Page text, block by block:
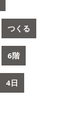
つくる
6階
4日